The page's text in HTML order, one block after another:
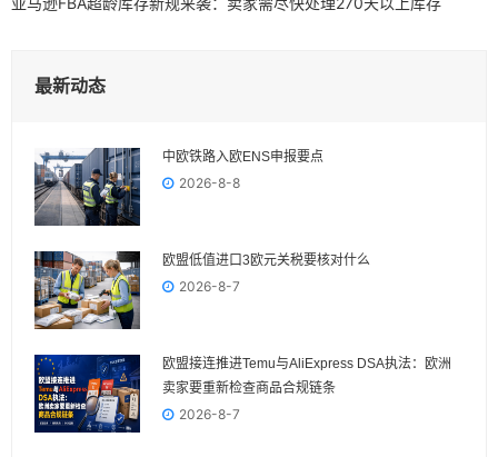
最新动态
中欧铁路入欧ENS申报要点
2026-8-8
欧盟低值进口3欧元关税要核对什么
2026-8-7
欧盟接连推进Temu与AliExpress DSA执法：欧洲
卖家要重新检查商品合规链条
2026-8-7